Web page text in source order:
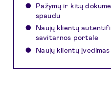
Pažymų ir kitų
spaudu
Naujų klientų
savitarnos portale
Naujų klientų įvedimas